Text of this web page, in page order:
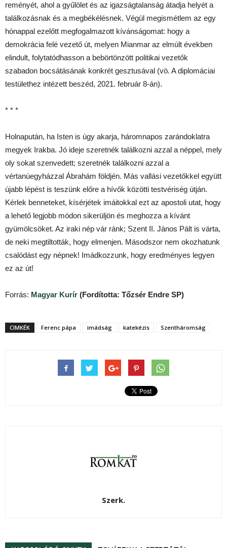
reményét, ahol a gyűlölet és az igazságtalanság átadja helyét a
találkozásnak és a megbékélésnek. Végül megismétlem az egy
hónappal ezelőtt megfogalmazott kívánságomat: hogy a
demokrácia felé vezető út, melyen Mianmar az elmúlt években
elindult, folytatódhasson a bebörtönzött politikai vezetők
szabadon bocsátásának konkrét gesztusával (vö. A diplomáciai
testülethez intézett beszéd, 2021. február 8-án).
* * *
Holnapután, ha Isten is úgy akarja, háromnapos zarándoklatra
megyek Irakba. Jó ideje szeretnék találkozni azzal a néppel, mely
oly sokat szenvedett; szeretnék találkozni azzal a
vértanúegyházzal Ábrahám földjén. Más vallási vezetőkkel együtt
újabb lépést is teszünk előre a hívők közötti testvériség útján.
Kérlek benneteket, kísérjétek imáitokkal ezt az apostoli utat, hogy
a lehető legjobb módon sikerüljön és meghozza a kívánt
gyümölcsöket. Az iraki nép vár ránk; Szent II. János Pált is várta,
de neki megtiltották, hogy elmenjen. Másodszor nem okozhatunk
csalódást egy népnek! Imádkozzunk, hogy eredményes legyen
ez az út!
Forrás: Magyar Kurír (Fordította: Tőzsér Endre SP)
CIMKÉK Ferenc pápa imádság katekézis Szentháromság
Szerk.